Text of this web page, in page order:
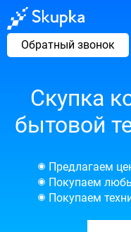
Обратный звонок
Скупка
бытовой
Предлагаем
Покупаем
Покупаем